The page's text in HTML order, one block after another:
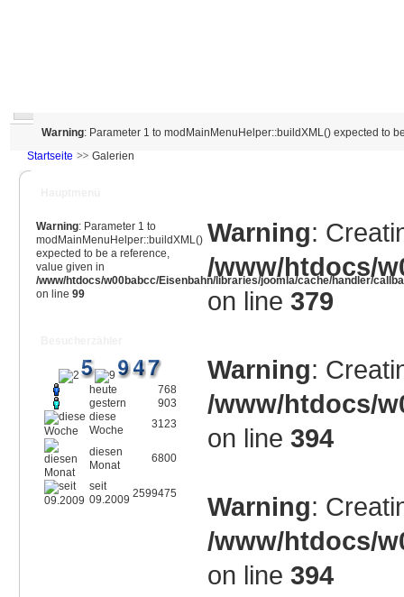
Warning: Parameter 1 to modMainMenuHelper::buildXML() expected to
Startseite
Galerien
Warning: Parameter 1 to
modMainMenuHelper::buildXML()
expected to be a reference,
value given in
/www/htdocs/w00babcc/Eisenbahn/libraries/joomla/cache/handler/
on line 99
heute
768
gestern
903
diese
Woche
3123
diesen
Monat
6800
seit
09.2009 2599475
Warning:
/www/htdocs/
on line 379
Warning:
/www/htdocs/
on line 394
Warning:
/www/htdocs/
on line 394